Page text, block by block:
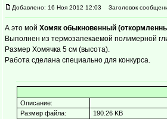
Добавлено: 16 Ноя 2012 12:03 Заголовок
А это мой Хомяк обыкновенный
Выполнен из термозапекаемой полимерной
Размер Хомячка 5 см (высота).
Работа сделана специально для конкурса.
Описание:
Размер файла:
190.26 KB